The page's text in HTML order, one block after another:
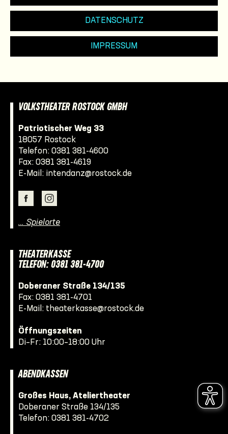
DATENSCHUTZ
IMPRESSUM
VOLKSTHEATER ROSTOCK GMBH
Patriotischer Weg 33
18057 Rostock
Telefon: 0381 381-4600
Fax: 0381 381-4619
E-Mail: intendanz@rostock.de
… Spielorte
THEATERKASSE
TELEFON: 0381 381-4700
Doberaner Straße 134/135
Fax: 0381 381-4701
E-Mail: theaterkasse@rostock.de
Öffnungszeiten
Di–Fr: 10:00–18:00 Uhr
ABENDKASSEN
Großes Haus, Ateliertheater
Doberaner Straße 134/135
Telefon: 0381 381-4702